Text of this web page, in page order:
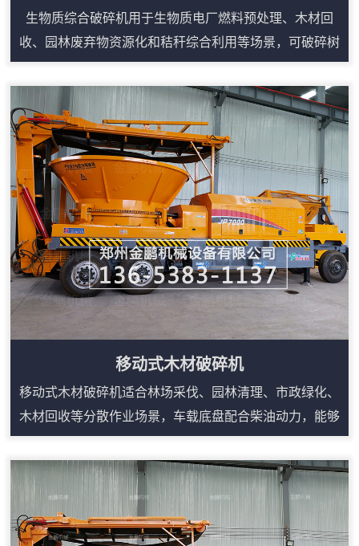
生物质综合破碎机用于生物质电厂燃料预处理、木材回
收、园林废弃物资源化和秸秆综合利用等场景，可破碎树
根、模板、托盘、板材、枝丫、圆木边角料等大体积木质
物料。设备采用强力进料和重型破碎结构，能把松散或不
规则原料整理成便于输送、堆放和后续加工的碎料。根据
生产线需求，可配套上料输送、磁选、筛分和出料输送，
形成连续作业流程。其优势在于适用物料广、产量稳定、
维护点集中，适合为锅炉燃烧、制粒、压块或有机覆...
移动式木材破碎机
移动式木材破碎机适合林场采伐、园林清理、市政绿化、
木材回收等分散作业场景，车载底盘配合柴油动力，能够
减少固定生产线对场地和电源的依赖。设备可处理树枝、
树根、板皮、废旧家具、木托盘等多类木质物料，进料口
宽、咬料能力强，搭配输送装置可连续出料。液压翻转和
自动控制便于日常检修，遥控或集中控制可降低现场人员
靠近设备的频次。对于需要频繁转场、临时堆场处理或原